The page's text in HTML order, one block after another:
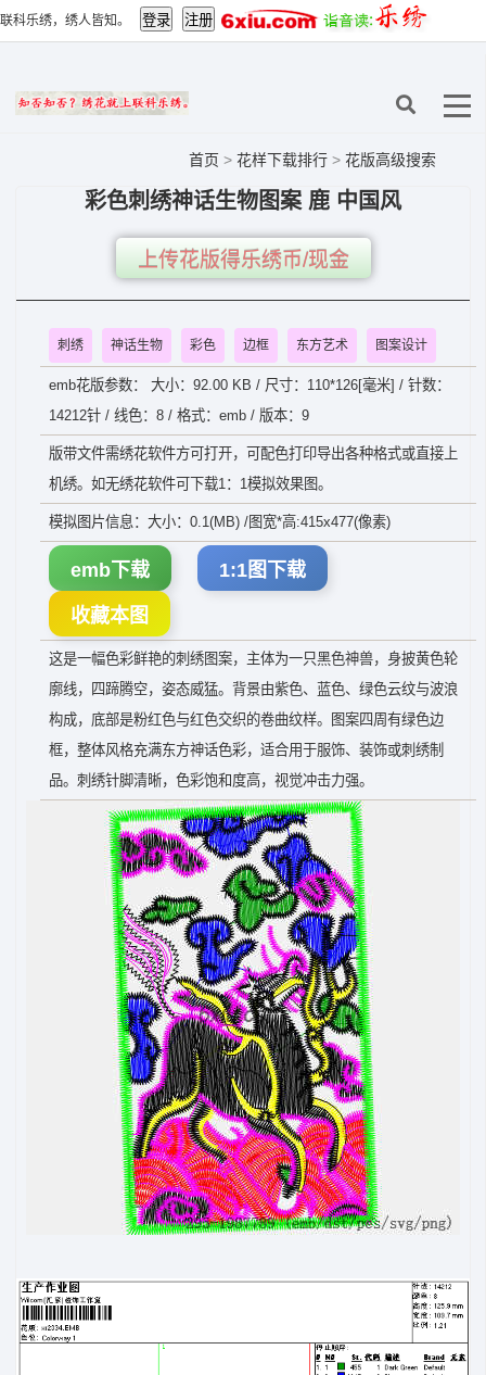
联科乐绣，绣人皆知。
首页 > 花样下载排行 > 花版高级搜索
彩色刺绣神话生物图案 鹿 中国风
上传花版得乐绣币/现金
刺绣 神话生物 彩色 边框 东方艺术 图案设计
emb花版参数： 大小：92.00 KB / 尺寸：110*126[毫米] / 针数：
14212针 / 线色：8 / 格式：emb / 版本：9
版带文件需绣花软件方可打开，可配色打印导出各种格式或直接上
机绣。如无绣花软件可下载1：1模拟效果图。
模拟图片信息：大小：0.1(MB) /图宽*高:415x477(像素)
emb下载 1:1图下载
收藏本图
这是一幅色彩鲜艳的刺绣图案，主体为一只黑色神兽，身披黄色轮
廓线，四蹄腾空，姿态威猛。背景由紫色、蓝色、绿色云纹与波浪
构成，底部是粉红色与红色交织的卷曲纹样。图案四周有绿色边
框，整体风格充满东方神话色彩，适合用于服饰、装饰或刺绣制
品。刺绣针脚清晰，色彩饱和度高，视觉冲击力强。